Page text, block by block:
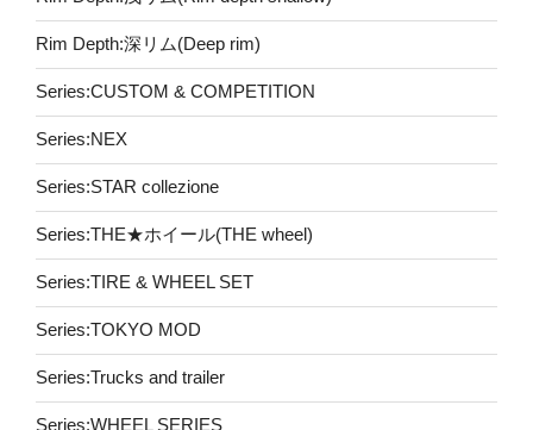
Rim Depth:深リム(Deep rim)
Series:CUSTOM & COMPETITION
Series:NEX
Series:STAR collezione
Series:THE★ホイール(THE wheel)
Series:TIRE & WHEEL SET
Series:TOKYO MOD
Series:Trucks and trailer
Series:WHEEL SERIES